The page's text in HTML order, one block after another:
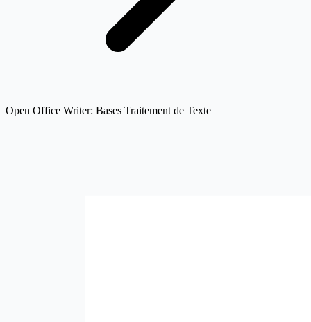
Open Office Writer: Bases Traitement de Texte